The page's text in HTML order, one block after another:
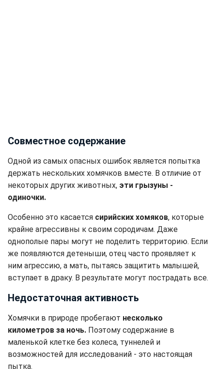
Совместное содержание
Одной из самых опасных ошибок является попытка
держать нескольких хомячков вместе. В отличие от
некоторых других животных, эти грызуны -
одиночки.
Особенно это касается сирийских хомяков, которые
крайне агрессивны к своим сородичам. Даже
однополые пары могут не поделить территорию. Если
же появляются детеныши, отец часто проявляет к
ним агрессию, а мать, пытаясь защитить малышей,
вступает в драку. В результате могут пострадать все.
Недостаточная активность
Хомячки в природе пробегают несколько
километров за ночь. Поэтому содержание в
маленькой клетке без колеса, туннелей и
возможностей для исследований - это настоящая
пытка.